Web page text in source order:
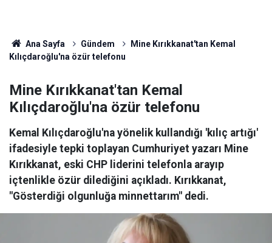
Ana Sayfa Gündem
Mine Kırıkkanat'tan Kemal
Kılıçdaroğlu'na özür telefonu
Mine Kırıkkanat'tan Kemal
Kılıçdaroğlu'na özür telefonu
Kemal Kılıçdaroğlu'na yönelik kullandığı 'kılıç artığı'
ifadesiyle tepki toplayan Cumhuriyet yazarı Mine
Kırıkkanat, eski CHP liderini telefonla arayıp
içtenlikle özür dilediğini açıkladı. Kırıkkanat,
"Gösterdiği olgunluğa minnettarım" dedi.